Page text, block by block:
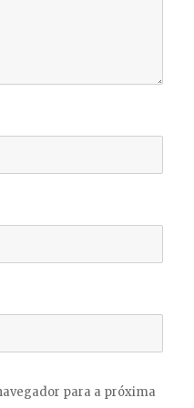
para a próxima